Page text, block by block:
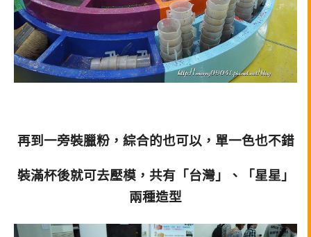
再到一旁裝臘粉，綜合的也可以，單一色也不錯
裝滿杯後就可去壓模，共有「台灣」、「星星」
兩種造型